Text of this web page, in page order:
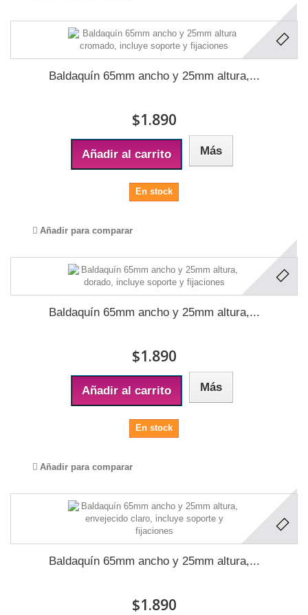
Baldaquín 65mm ancho y 25mm altura,...
$1.890
Añadir al carrito Más
En stock
Añadir para comparar
Baldaquín 65mm ancho y 25mm altura,...
$1.890
Añadir al carrito Más
En stock
Añadir para comparar
Baldaquín 65mm ancho y 25mm altura,...
$1.890